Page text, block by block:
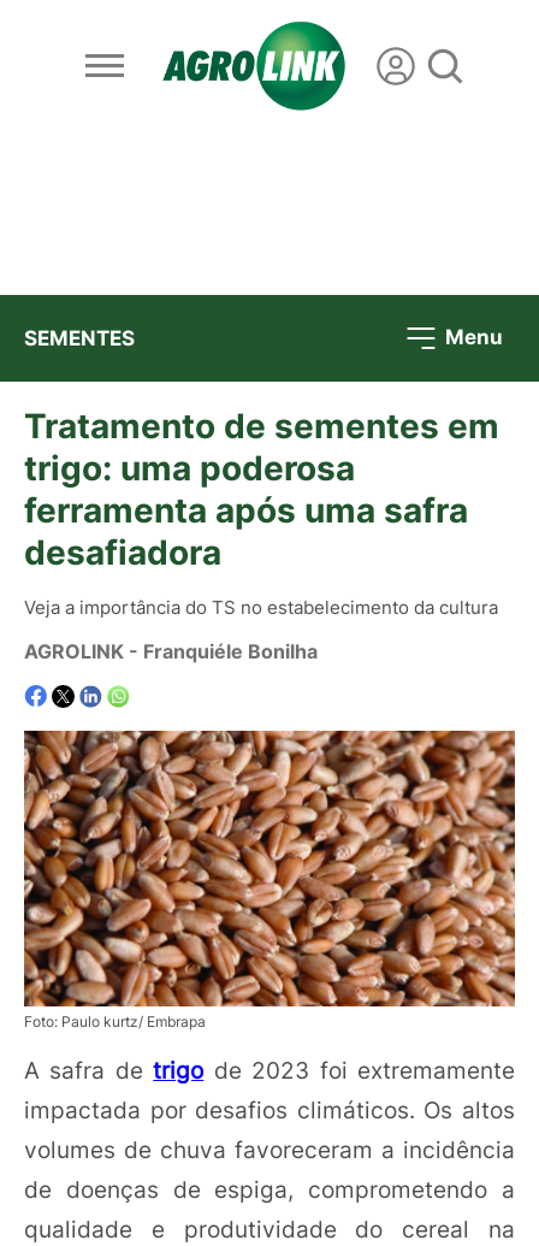
SEMENTES Menu
Tratamento de sementes em
trigo: uma poderosa
ferramenta após uma safra
desafiadora
Veja a importância do TS no estabelecimento da cultura
AGROLINK - Franquiéle Bonilha
Foto: Paulo kurtz/ Embrapa
A safra detrigode 2023 foi extremamente
impactada por desafios climáticos. Os altos
volumes de chuva favoreceram a incidência
de doenças de espiga, comprometendo a
qualidade e produtividade do cereal na